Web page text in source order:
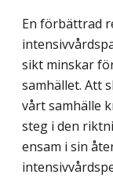
En förbättrad
sikt minskar
samhället. Att
vårt samhälle
steg i den
ensam i sin